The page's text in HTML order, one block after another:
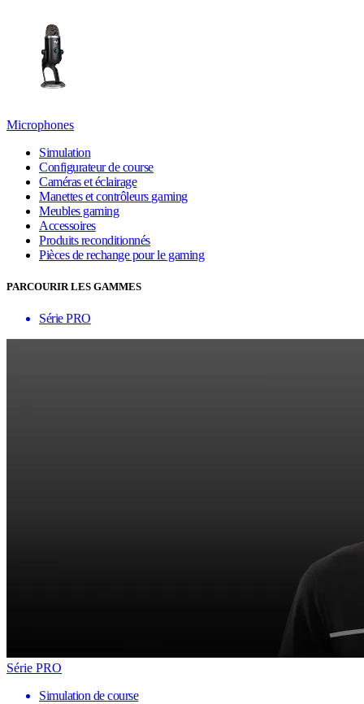
Microphones
Simulation
Configurateur de course
Caméras et éclairage
Manettes et contrôleurs gaming
Meubles gaming
Accessoires
Produits reconditionnés
Pièces de rechange pour le gaming
PARCOURIR LES GAMMES
Série PRO
Série PRO
Simulation de course